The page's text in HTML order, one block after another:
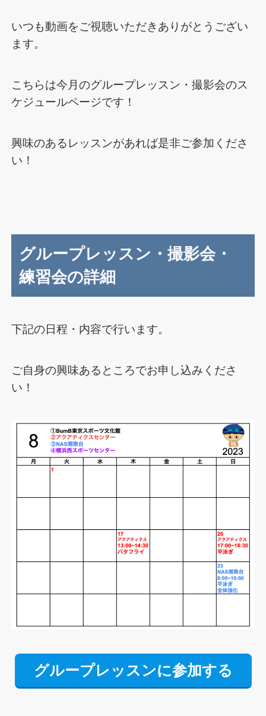
いつも動画をご視聴いただきありがとうござい
ます。
こちらは今月のグループレッスン・撮影会のス
ケジュールページです！
興味のあるレッスンがあれば是非ご参加くださ
い！
グループレッスン・撮影会・
練習会の詳細
下記の日程・内容で行います。
ご自身の興味あるところでお申し込みくださ
い！
グループレッスンに参加する